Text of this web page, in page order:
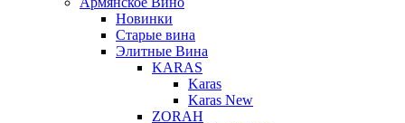
Новинки
Старые вина
Элитные Вина
KARAS
Karas
Karas New
ZORAH